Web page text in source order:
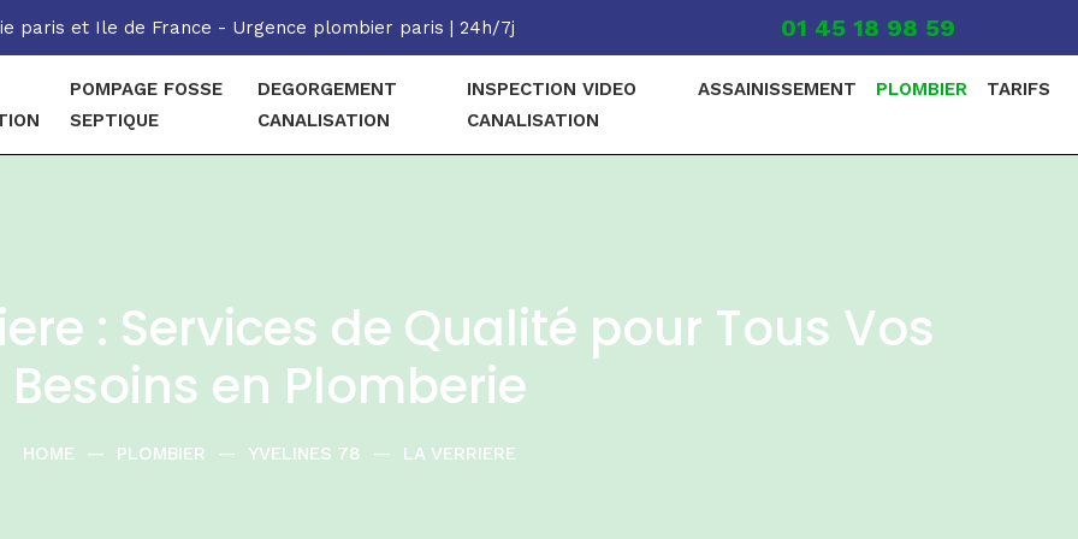
paris et Ile de France - Urgence plombier paris | 24h/7j 01 45 18 98 59
POMPAGE FOSSE
SEPTIQUE
DEGORGEMENT
CANALISATION
INSPECTION VIDEO
CANALISATION
ASSAINISSEMENT PLOMBIER TARIFS
: Services de Qualité pour Tous Vos
Besoins en Plomberie
HOME — PLOMBIER — YVELINES 78 — LA VERRIERE